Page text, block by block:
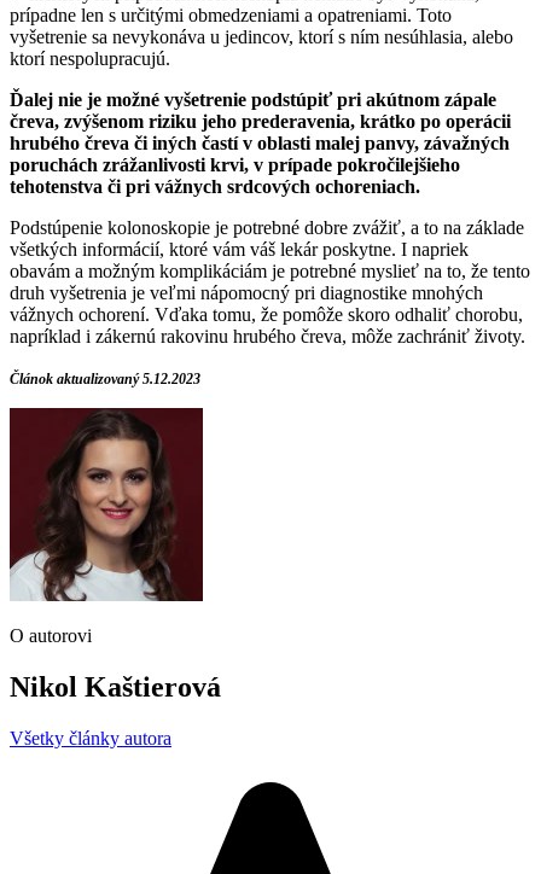
prípadne len s určitými obmedzeniami a opatreniami. Toto
vyšetrenie sa nevykonáva u jedincov, ktorí s ním nesúhlasia, alebo
ktorí nespolupracujú.
Ďalej nie je možné vyšetrenie podstúpiť pri akútnom zápale
čreva, zvýšenom riziku jeho prederavenia, krátko po operácii
hrubého čreva či iných častí v oblasti malej panvy, závažných
poruchách zrážanlivosti krvi, v prípade pokročilejšieho
tehotenstva či pri vážnych srdcových ochoreniach.
Podstúpenie kolonoskopie je potrebné dobre zvážiť, a to na základe
všetkých informácií, ktoré vám váš lekár poskytne. I napriek
obavám a možným komplikáciám je potrebné myslieť na to, že tento
druh vyšetrenia je veľmi nápomocný pri diagnostike mnohých
vážnych ochorení. Vďaka tomu, že pomôže skoro odhaliť chorobu,
napríklad i zákernú rakovinu hrubého čreva, môže zachrániť životy.
Článok aktualizovaný 5.12.2023
O autorovi
Nikol Kaštierová
Všetky články autora